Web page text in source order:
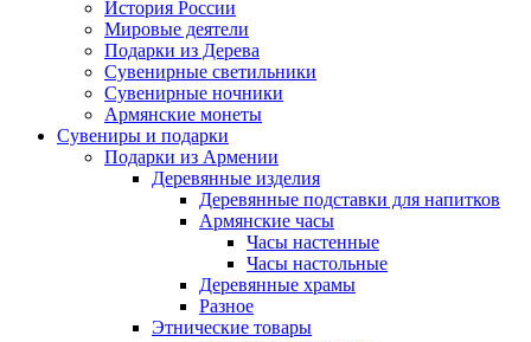
История России
Мировые деятели
Подарки из Дерева
Сувенирные светильники
Сувенирные ночники
Армянские монеты
Сувениры и подарки
Подарки из Армении
Деревянные изделия
Деревянные подставки для напитков
Армянские часы
Часы настенные
Часы настольные
Деревянные храмы
Разное
Этнические товары